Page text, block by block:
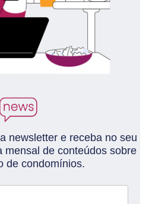
newsletter e receba no seu
mensal de conteúdos sobre
de condomínios.